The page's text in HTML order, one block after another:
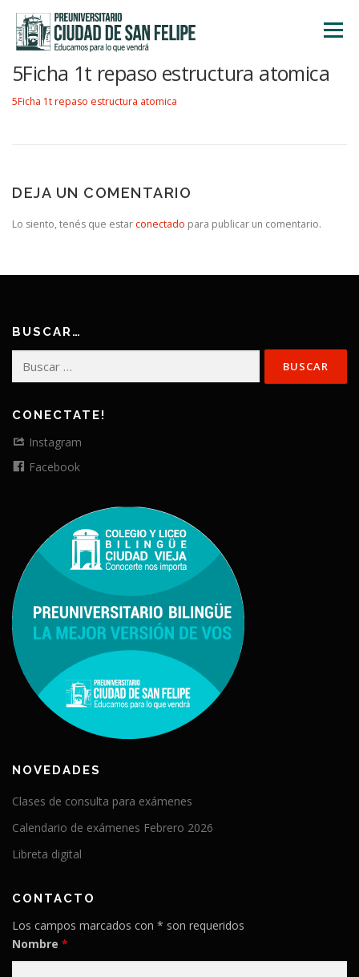
contenido
Menú
5Ficha 1t repaso estructura atomica
5Ficha 1t repaso estructura atomica
DEJA UN COMENTARIO
Lo siento, tenés que estar conectado para publicar un comentario.
BUSCAR…
CONECTATE!
Instagram
Facebook
NOVEDADES
Clases de consulta para exámenes
Calendario de exámenes Febrero 2026
Libreta digital
CONTACTO
Los campos marcados con * son requeridos
Nombre *